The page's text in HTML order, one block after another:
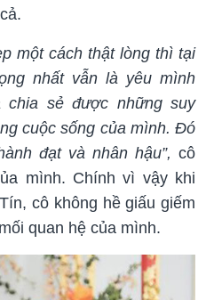
một cách thật lòng thì tại
nhất vẫn là yêu mình
chia sẻ được những suy
cuộc sống của mình. Đó
đạt và nhân hậu”, cô
mình. Chính vì vậy khi
cô không hề giấu giếm
quan hệ của mình.